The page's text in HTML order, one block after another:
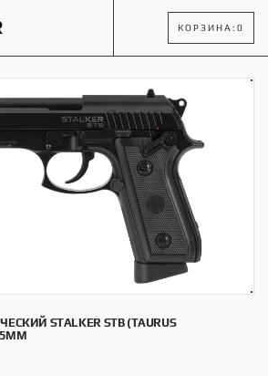
КОРЗИНА: 0
STALKER STB (TAURUS